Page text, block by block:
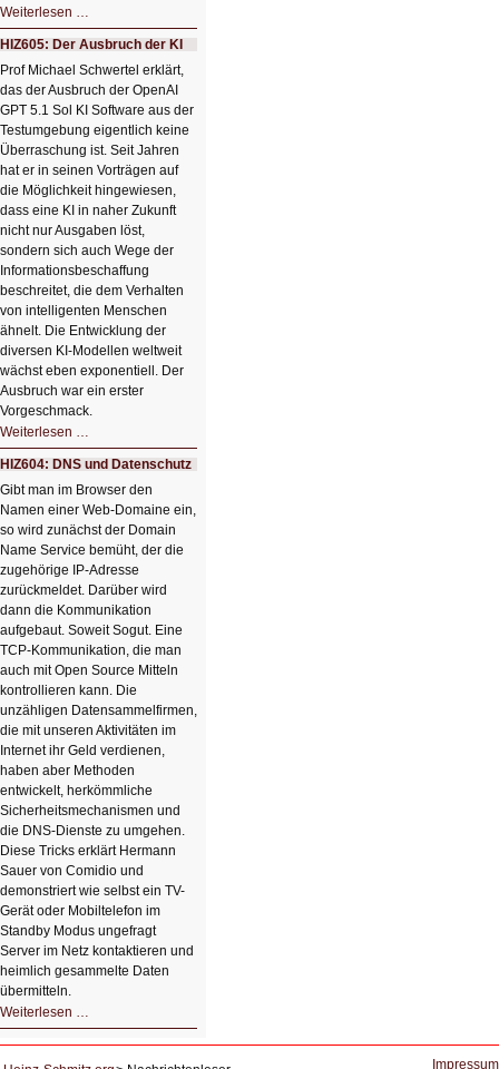
Weiterlesen …
Bildverschönerung
mit
einem
Klick
HIZ606:
Bildverschönerung
mit
einem
Klick
HIZ605: Der Ausbruch der KI
Prof Michael Schwertel erklärt,
das der Ausbruch der OpenAI
GPT 5.1 Sol KI Software aus der
Testumgebung eigentlich keine
Überraschung ist. Seit Jahren
hat er in seinen Vorträgen auf
die Möglichkeit hingewiesen,
dass eine KI in naher Zukunft
nicht nur Ausgaben löst,
sondern sich auch Wege der
Informationsbeschaffung
beschreitet, die dem Verhalten
von intelligenten Menschen
ähnelt. Die Entwicklung der
diversen KI-Modellen weltweit
wächst eben exponentiell. Der
Ausbruch war ein erster
Vorgeschmack.
Weiterlesen …
Der
Ausbruch
der
KI
HIZ604: DNS und Datenschutz
Gibt man im Browser den
Namen einer Web-Domaine ein,
so wird zunächst der Domain
Name Service bemüht, der die
zugehörige IP-Adresse
zurückmeldet. Darüber wird
dann die Kommunikation
aufgebaut. Soweit Sogut. Eine
TCP-Kommunikation, die man
auch mit Open Source Mitteln
kontrollieren kann. Die
unzähligen Datensammelfirmen,
die mit unseren Aktivitäten im
Internet ihr Geld verdienen,
haben aber Methoden
entwickelt, herkömmliche
Sicherheitsmechanismen und
die DNS-Dienste zu umgehen.
Diese Tricks erklärt Hermann
Sauer von Comidio und
demonstriert wie selbst ein TV-
Gerät oder Mobiltelefon im
Standby Modus ungefragt
Server im Netz kontaktieren und
heimlich gesammelte Daten
übermitteln.
Weiterlesen …
DNS
Impressum